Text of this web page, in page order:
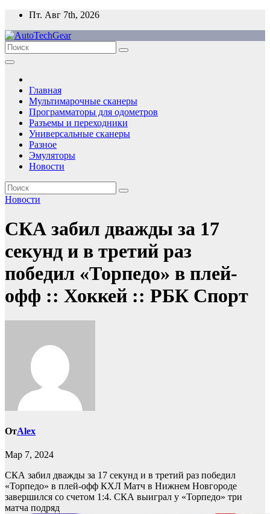
Перейти
содержимому
Пт. Авг 7th, 2026
Главная
Мультимарочные сканеры
Программаторы для одометров
Разъемы и переходники
Универсальные сканеры
Разное
Эмуляторы
Новости
Новости
СКА забил дважды за 17
секунд и в третий раз
победил «Торпедо» в плей-
офф :: Хоккей :: РБК Спорт
ОтAlex
Мар 7, 2024
СКА забил дважды за 17 секунд и в третий раз победил
«Торпедо» в плей-офф КХЛ Матч в Нижнем Новгороде
завершился со счетом 1:4. СКА выиграл у «Торпедо» три
матча подряд